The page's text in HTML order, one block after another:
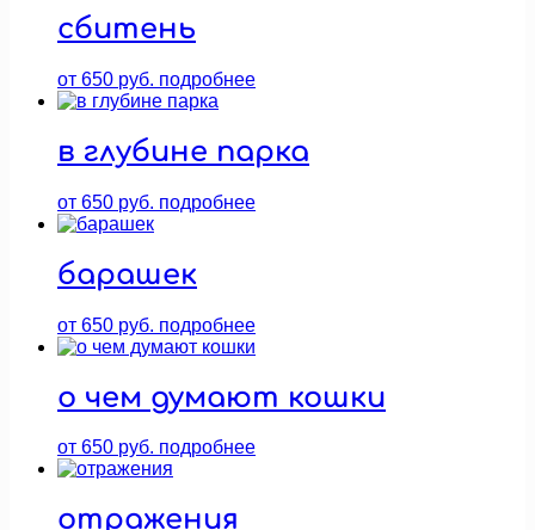
сбитень
от 650 руб. подробнее
в глубине парка
от 650 руб. подробнее
барашек
от 650 руб. подробнее
о чем думают кошки
от 650 руб. подробнее
отражения